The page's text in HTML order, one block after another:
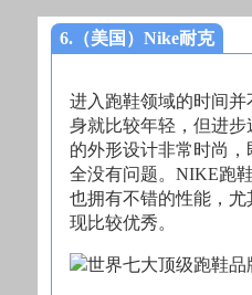
6.（美国）Nike耐克
进入跑鞋领域的时间
身就比较年轻，但进
的外形设计非常时尚
全没有问题。NIKE跑
也拥有不错的性能，
现比较优秀。